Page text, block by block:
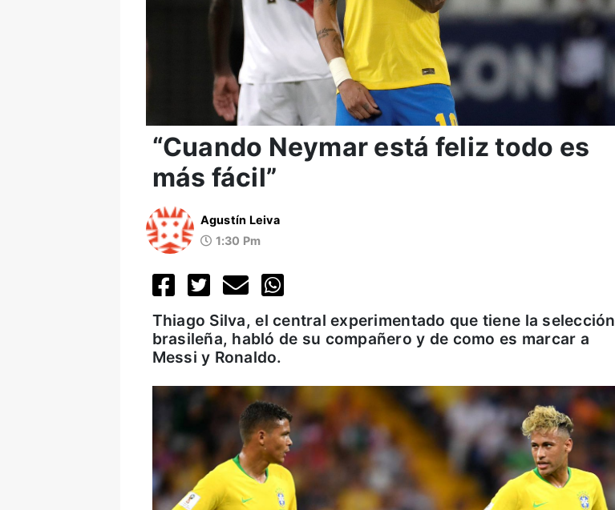
“Cuando Neymar está feliz todo es
más fácil”
Agustín Leiva
1:30 Pm
Thiago Silva, el central experimentado que tiene la selección
brasileña, habló de su compañero y de como es marcar a
Messi y Ronaldo.